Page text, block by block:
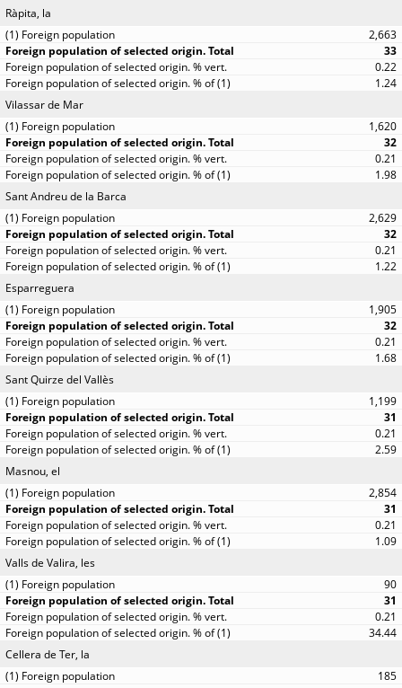
Ràpita, la
2,663
33
0.22
1.24
Vilassar de Mar
1,620
32
0.21
1.98
Sant Andreu de la Barca
2,629
32
0.21
1.22
Esparreguera
1,905
32
0.21
1.68
Sant Quirze del Vallès
1,199
31
0.21
2.59
Masnou, el
2,854
31
0.21
1.09
Valls de Valira, les
90
31
0.21
34.44
Cellera de Ter, la
185